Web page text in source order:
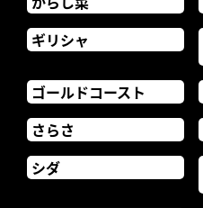
ギリシャ
ゴールドコースト
さらさ
シダ